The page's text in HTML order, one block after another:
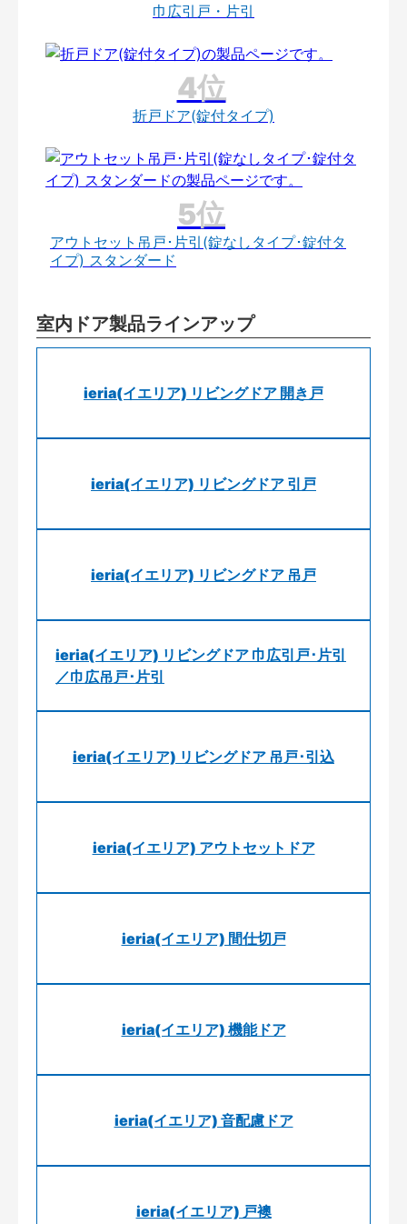
巾広引戸・片引
折戸ドア(錠付タイプ)
アウトセット吊戸･片引(錠なしタイプ･錠付タ
イプ) スタンダード
室内ドア製品ラインアップ
ieria(イエリア) リビングドア 開き戸
ieria(イエリア) リビングドア 引戸
ieria(イエリア) リビングドア 吊戸
ieria(イエリア) リビングドア 巾広引戸･片引
／巾広吊戸･片引
ieria(イエリア) リビングドア 吊戸･引込
ieria(イエリア) アウトセットドア
ieria(イエリア) 間仕切戸
ieria(イエリア) 機能ドア
ieria(イエリア) 音配慮ドア
ieria(イエリア) 戸襖